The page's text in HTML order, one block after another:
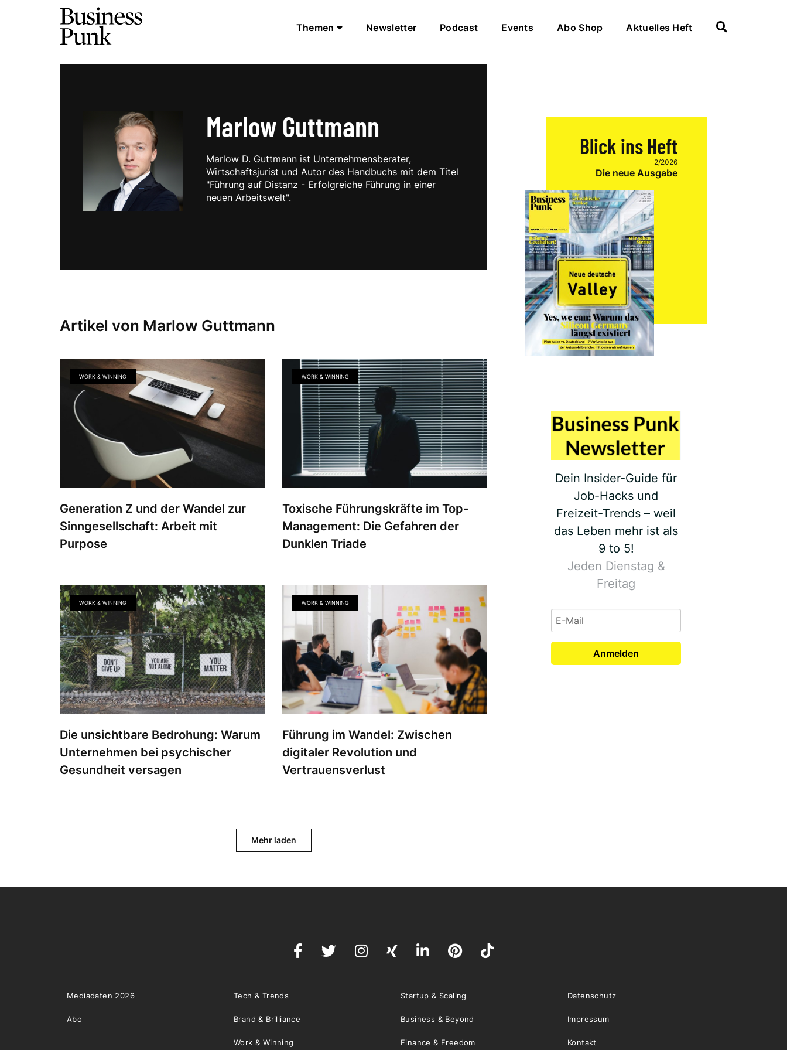
Themen Newsletter Podcast Events Abo Shop Aktuelles Heft
Marlow Guttmann
Marlow D. Guttmann ist Unternehmensberater,
Wirtschaftsjurist und Autor des Handbuchs mit dem Titel
"Führung auf Distanz - Erfolgreiche Führung in einer
neuen Arbeitswelt".
Artikel von Marlow Guttmann
Generation Z und der Wandel zur
Sinngesellschaft: Arbeit mit
Purpose
WORK & WINNING
Toxische Führungskräfte im Top-
Management: Die Gefahren der
Dunklen Triade
WORK & WINNING
Die unsichtbare Bedrohung: Warum
Unternehmen bei psychischer
Gesundheit versagen
WORK & WINNING
Führung im Wandel: Zwischen
digitaler Revolution und
Vertrauensverlust
WORK & WINNING
Mehr laden
Blick ins Heft
2/2026
Die neue Ausgabe
Dein Insider-Guide für
Job-Hacks und
Freizeit-Trends – weil
das Leben mehr ist als
9 to 5!
Jeden Dienstag &
Freitag
Anmelden
Mediadaten 2026
Abo
Tech & Trends Startup & Scaling
Brand & Brilliance Business & Beyond
Work & Winning Finance & Freedom
Datenschutz
Impressum
Kontakt